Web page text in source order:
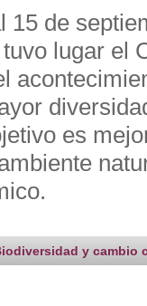
15 de
lugar el
es
y cambio